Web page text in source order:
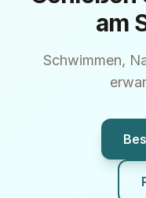
am
Schwimmen,